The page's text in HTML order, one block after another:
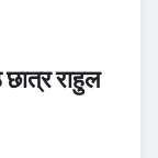
राहुल